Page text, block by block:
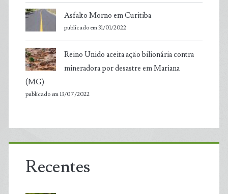
Asfalto Morno em Curitiba
publicado em 31/01/2022
Reino Unido aceita ação bilionária contra
mineradora por desastre em Mariana
(MG)
publicado em 13/07/2022
Recentes